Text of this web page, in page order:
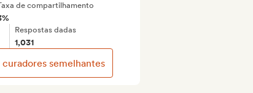
de compartilhamento
Respostas dadas
1,031
curadores semelhantes